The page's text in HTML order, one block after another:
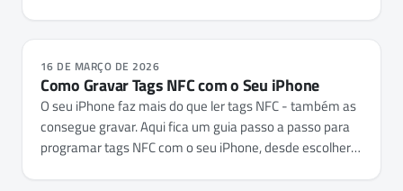
16 DE MARÇO DE 2026
Como Gravar Tags NFC com o Seu iPhone
O seu iPhone faz mais do que ler tags NFC - também as
consegue gravar. Aqui fica um guia passo a passo para
programar tags NFC com o seu iPhone, desde escolher